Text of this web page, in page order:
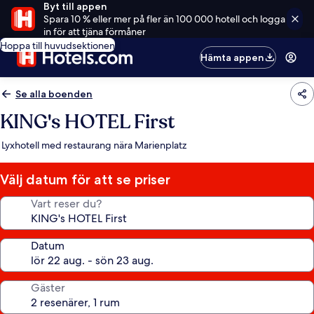
Byt till appen
Spara 10 % eller mer på fler än 100 000 hotell och logga
in för att tjäna förmåner
Hoppa till huvudsektionen
Hämta appen
Se alla boenden
KING's HOTEL First
Lyxhotell med restaurang nära Marienplatz
Välj datum för att se priser
Vart reser du?
Datum
Gäster